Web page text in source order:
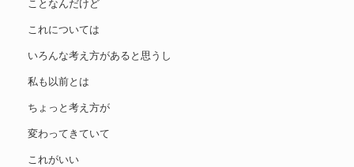
これについては
いろんな考え方があると思うし
私も以前とは
ちょっと考え方が
変わってきていて
これがいい